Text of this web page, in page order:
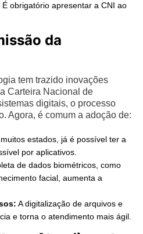
É obrigatório apresentar a CNI ao
da
tem trazido inovações
Carteira Nacional de
digitais, o processo
Agora, é comum a adoção de:
estados, já é possível ter a
por aplicativos.
de dados biométricos, como
facial, aumenta a
A digitalização de arquivos e
e torna o atendimento mais ágil.